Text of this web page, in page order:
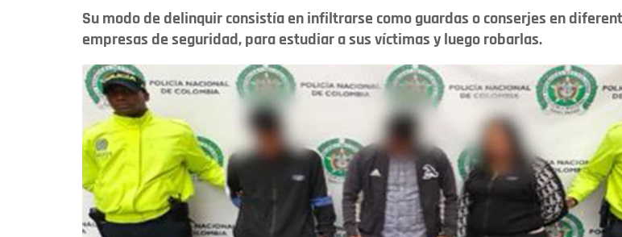
Su modo de delinquir consistía en infiltrarse como guardas o conserjes en
empresas de seguridad, para estudiar a sus víctimas y luego robarlas.